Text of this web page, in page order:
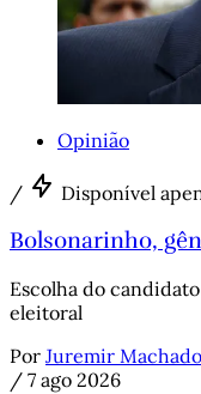
Opinião
/ Disponível
Bolsonarinho,
Escolha do
eleitoral
Por Juremir
/ 7 ago 2026